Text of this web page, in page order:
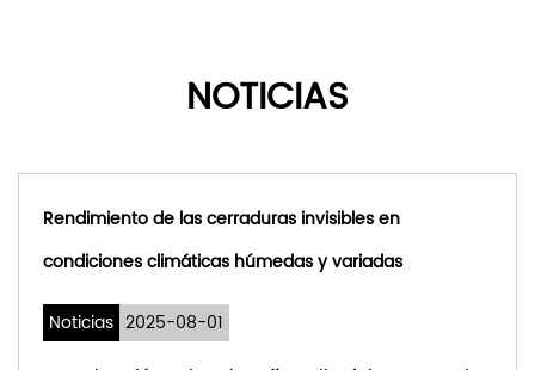
NOTICIAS
cerraduras invisibles en
húmedas y variadas
01
Noticias